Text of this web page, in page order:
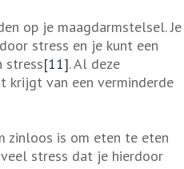
op je maagdarmstelsel. Je
stress en je kunt een
stress[11]. Al deze
krijgt van een verminderde
zinloos is om eten te eten
stress dat je hierdoor